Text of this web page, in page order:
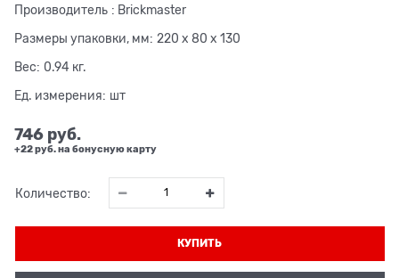
Производитель : Brickmaster
Размеры упаковки, мм: 220 x 80 x 130
Вес: 0.94 кг.
Ед. измерения: шт
746 руб.
+22 руб. на бонусную карту
Количество:
КУПИТЬ